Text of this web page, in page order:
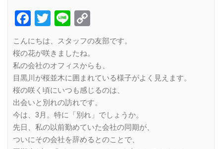
Facebook
Twitter
Line
Link
こんにちは、スタッフの友部です。
桜の花が咲きましたね。
私の会社のオフィスからも、
目黒川が桜並木に囲まれている様子がよく見えます。
桜の咲く頃にいつも感じるのは、
出会いと別れの訪れです。
今は、3月。特に「別れ」でしょうか。
先日、私の以前勤めていた会社の同期が、
ついにその会社を辞めるとのことで、